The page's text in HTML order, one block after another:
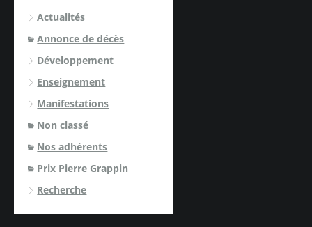
Actualités
Annonce de décès
Développement
Enseignement
Manifestations
Non classé
Nos adhérents
Prix Pierre Grappin
Recherche